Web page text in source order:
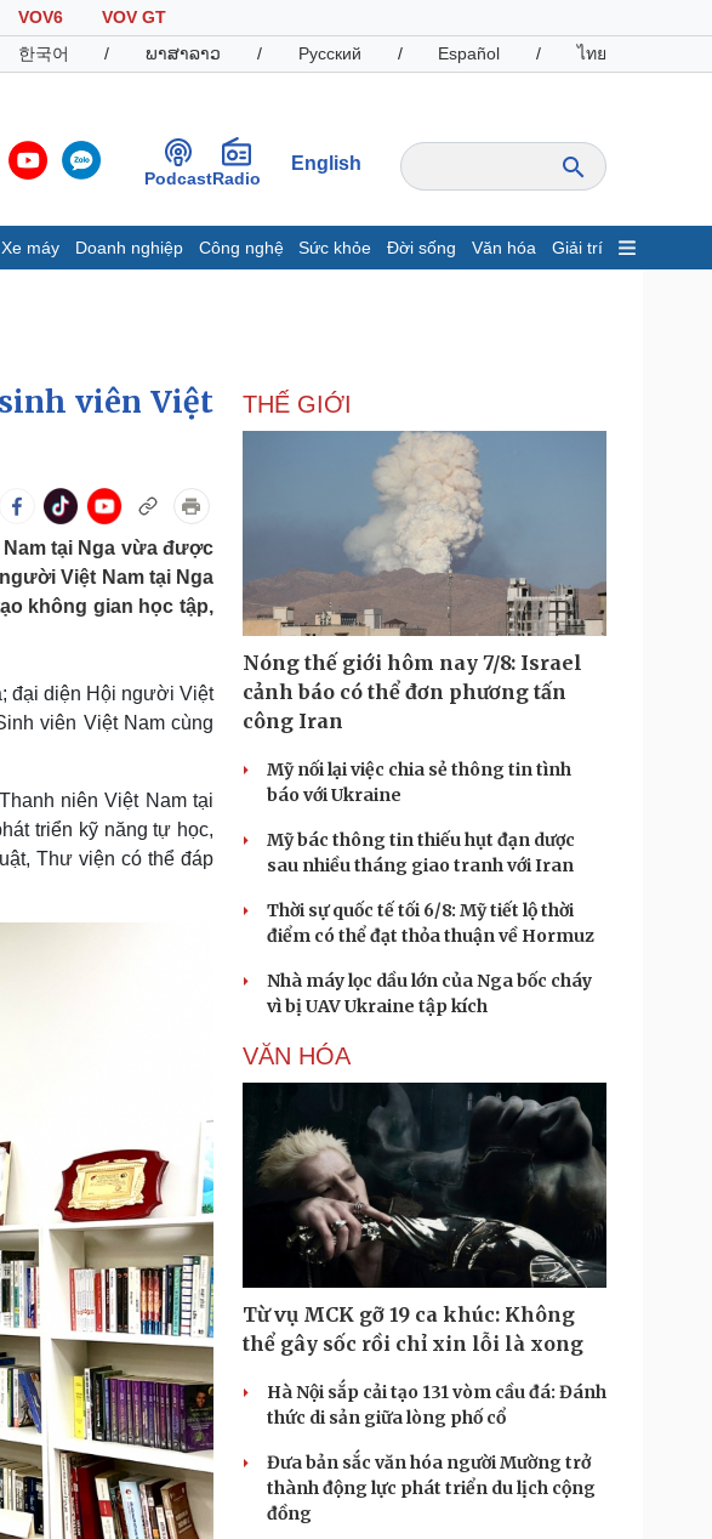
VOV6
VOV GT
한국어 / ພາສາລາວ / Русский / Español / ไทย
PodcastRadio
English
máy Doanh nghiệp Công nghệ Sức khỏe Đời sống Văn hóa Giải trí
Giá cà phê
Doanh nghiệp
Doanh nghiệp 24h
Doanh nhân
Vì cộng đồng
Công nghệ
Sành điệu
Tin Công nghệ
Trải nghiệm
Chuyển đổi số
Tư vấn
Săn Tour
Podcast
Câu chuyện thời sự
Cửa sổ tình yêu
Kể chuyện cho bé
viên Việt
Nam tại Nga vừa được
Việt Nam tại Nga
không gian học tập,
đại diện Hội người Việt
viên Việt Nam cùng
niên Việt Nam tại
triển kỹ năng tự học,
Thư viện có thể đáp
THẾ GIỚI
Nóng thế giới hôm nay 7/8: Israel
cảnh báo có thể đơn phương tấn
công Iran
Mỹ nối lại việc chia sẻ thông tin tình
báo với Ukraine
Mỹ bác thông tin thiếu hụt đạn dược
sau nhiều tháng giao tranh với Iran
Thời sự quốc tế tối 6/8: Mỹ tiết lộ thời
điểm có thể đạt thỏa thuận về Hormuz
Nhà máy lọc dầu lớn của Nga bốc cháy
vì bị UAV Ukraine tập kích
VĂN HÓA
Từ vụ MCK gỡ 19 ca khúc: Không
thể gây sốc rồi chỉ xin lỗi là xong
Hà Nội sắp cải tạo 131 vòm cầu đá: Đánh
thức di sản giữa lòng phố cổ
Đưa bản sắc văn hóa người Mường trở
thành động lực phát triển du lịch cộng
đồng